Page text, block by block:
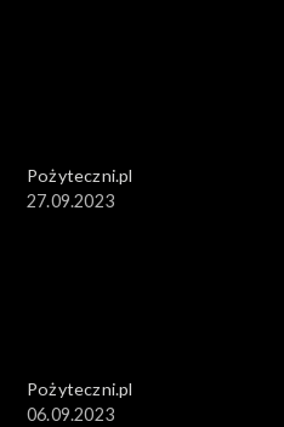
Pożyteczni.pl
27.09.2023
Pożyteczni.pl
06.09.2023